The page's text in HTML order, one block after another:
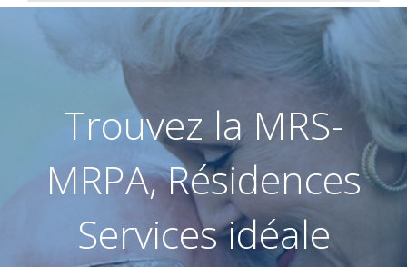
Trouvez la MRS-
MRPA, Résidences
Services idéale